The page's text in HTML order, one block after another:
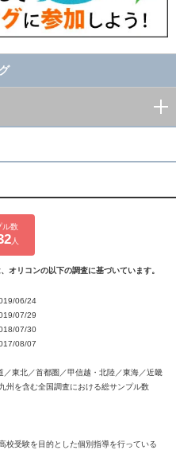
ル数
人
オリコンの以下の調査に基づいています。
06/24
07/29
07/30
08/07
／東北／首都圏／甲信越・北陸／東海／近畿
州を含む全国調査における総サンプル数
校受験を目的とした個別指導を行っている